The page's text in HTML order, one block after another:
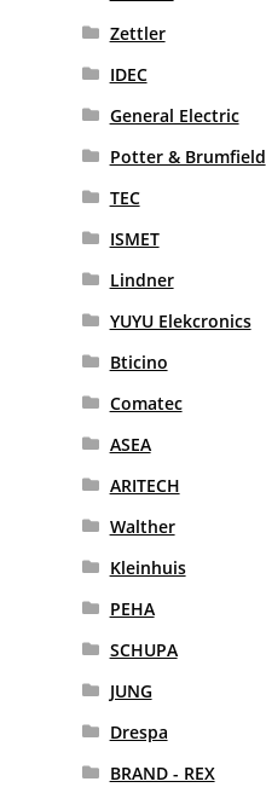
Zettler
IDEC
General Electric
Potter & Brumfield
TEC
ISMET
Lindner
YUYU Elekcronics
Bticino
Comatec
ASEA
ARITECH
Walther
Kleinhuis
PEHA
SCHUPA
JUNG
Drespa
BRAND - REX